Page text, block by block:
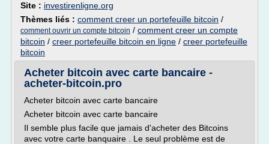
Site : investirenligne.org
Thèmes liés : comment creer un portefeuille bitcoin /
comment ouvrir un compte bitcoin / comment creer un compte
bitcoin / creer portefeuille bitcoin en ligne / creer portefeuille
bitcoin
Acheter bitcoin avec carte bancaire -
acheter-bitcoin.pro
Acheter bitcoin avec carte bancaire
Acheter bitcoin avec carte bancaire
Il semble plus facile que jamais d'acheter des Bitcoins
avec votre carte banquaire . Le seul problème est de